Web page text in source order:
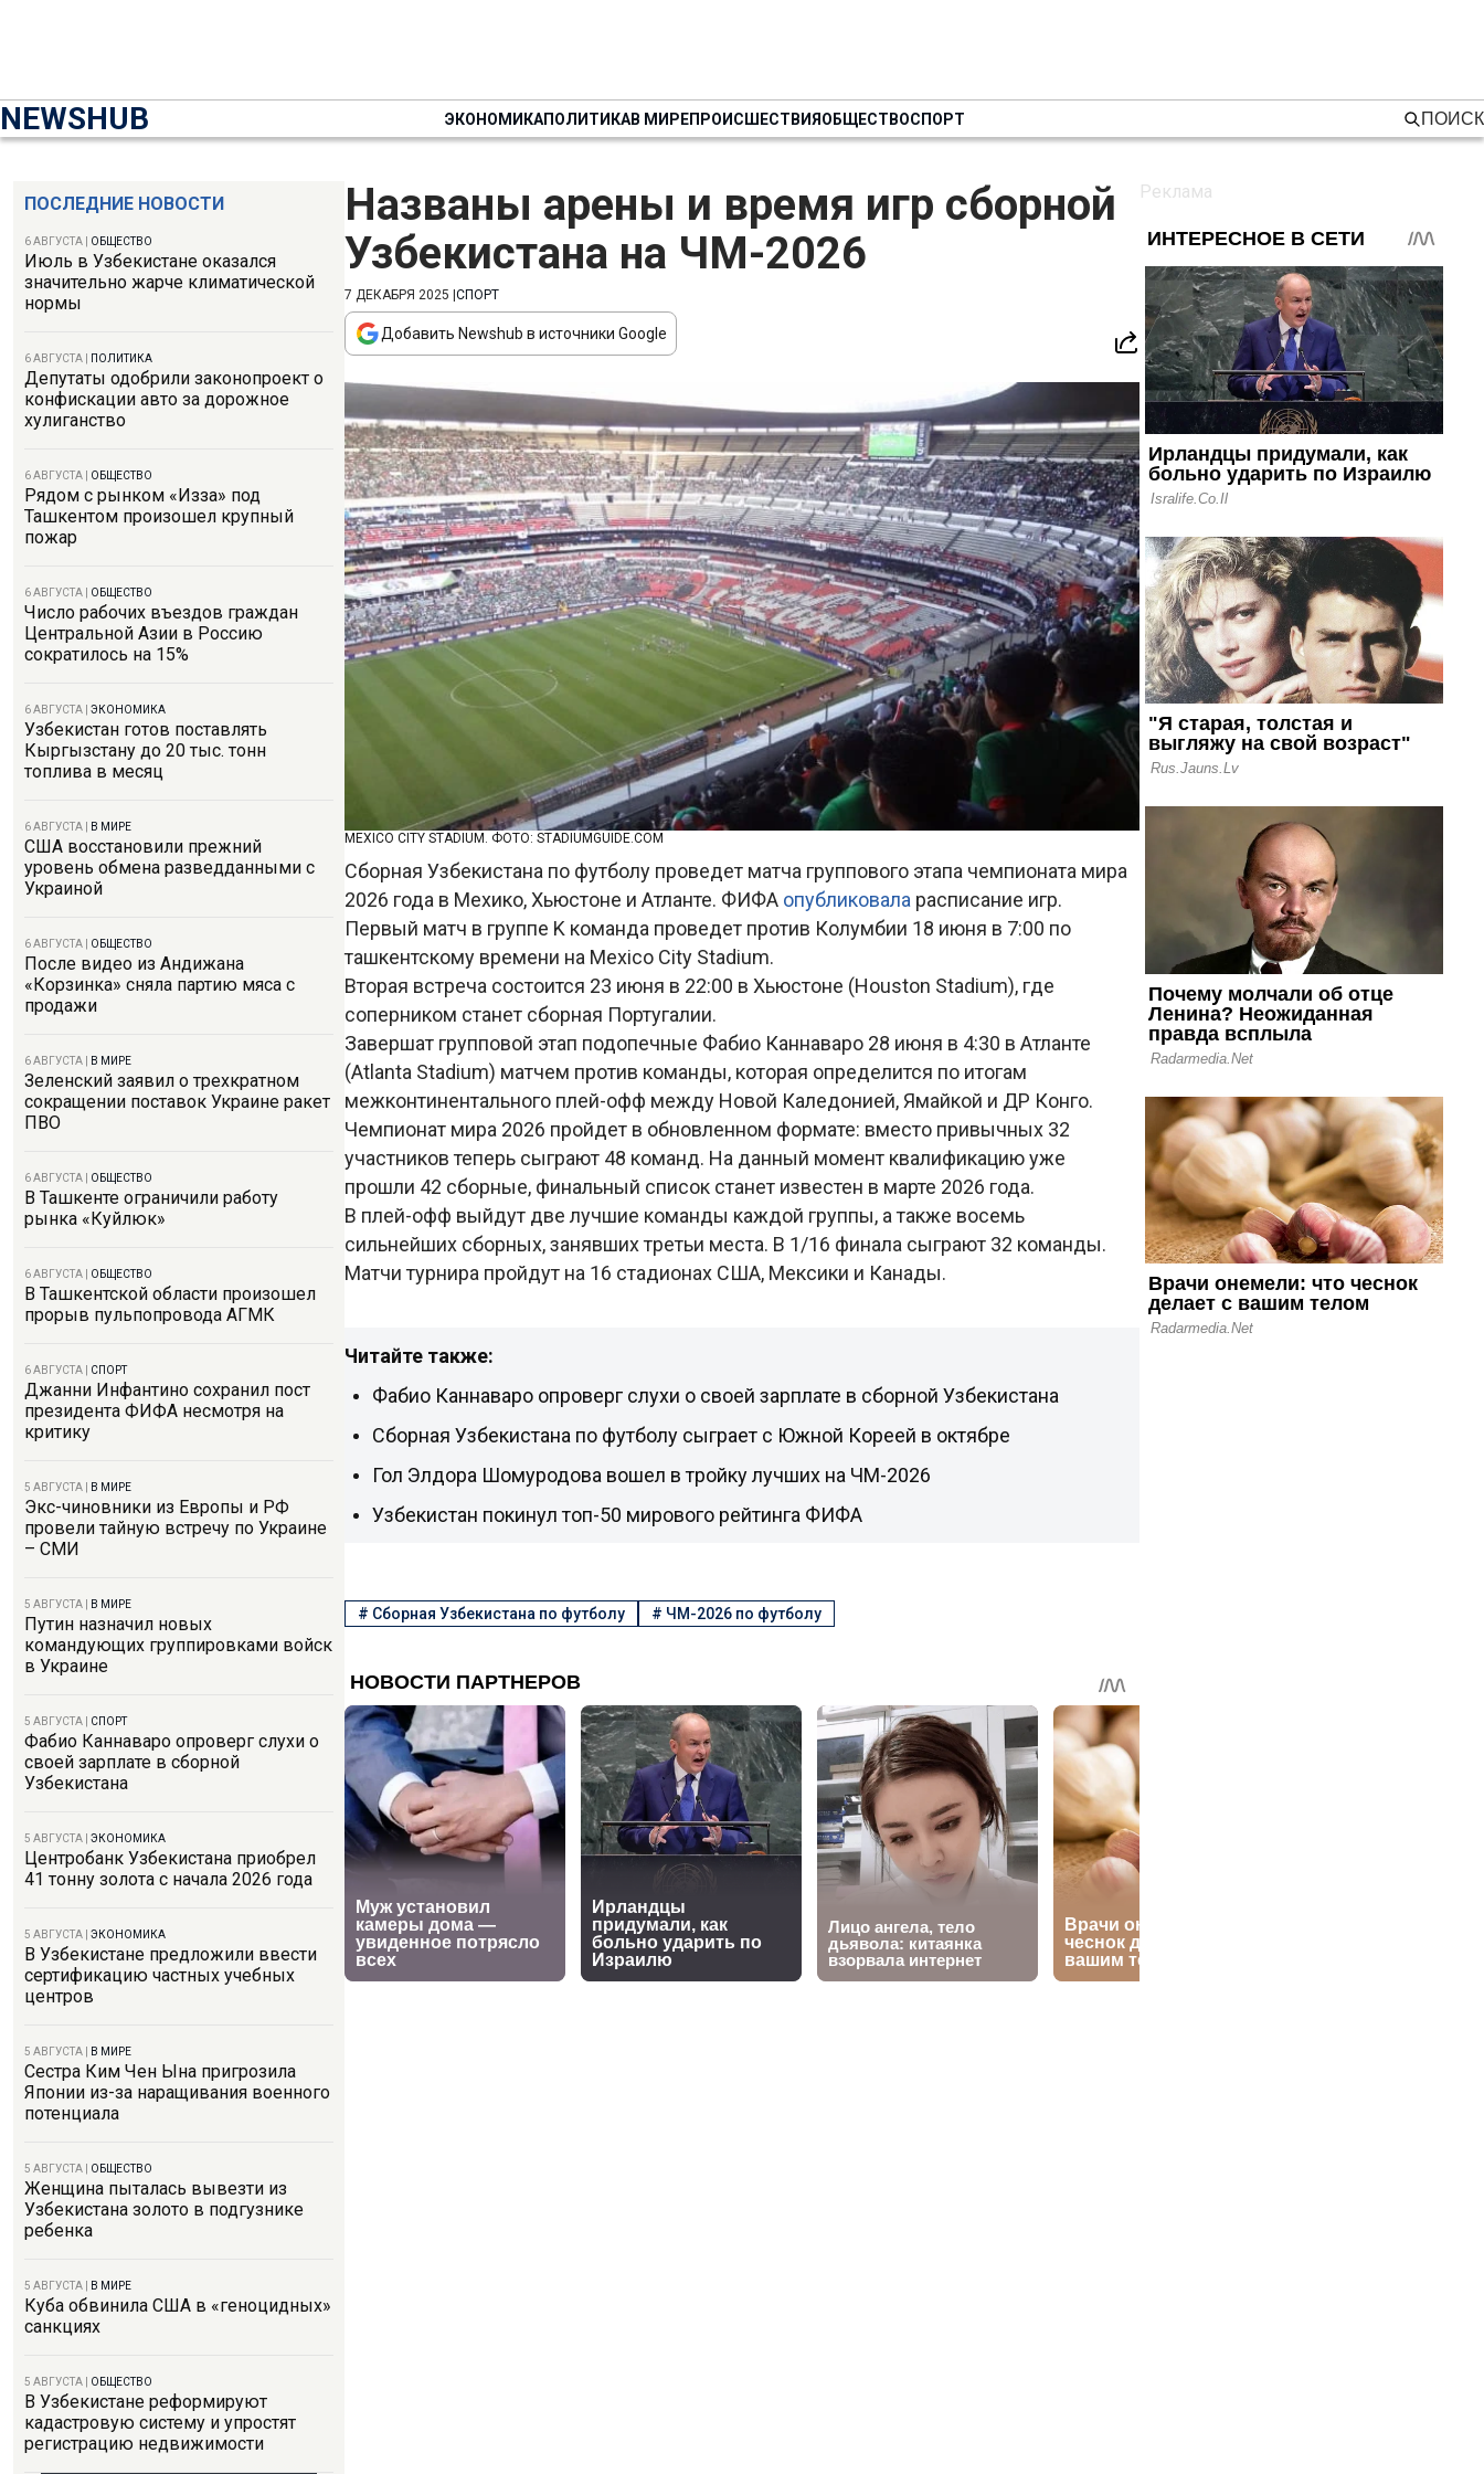
NEWSHUB ЭКОНОМИКАПОЛИТИКАВ МИРЕПРОИСШЕСТВИЯОБЩЕСТВОСПОРТ ПОИСК
ПОСЛЕДНИЕ НОВОСТИ
6 АВГУСТА ОБЩЕСТВО
Июль в Узбекистане оказался
значительно жарче климатической
нормы
6 АВГУСТА ПОЛИТИКА
Депутаты одобрили законопроект о
конфискации авто за дорожное
хулиганство
6 АВГУСТА ОБЩЕСТВО
Рядом с рынком «Изза» под
Ташкентом произошел крупный
пожар
6 АВГУСТА ОБЩЕСТВО
Число рабочих въездов граждан
Центральной Азии в Россию
сократилось на 15%
6 АВГУСТА ЭКОНОМИКА
Узбекистан готов поставлять
Кыргызстану до 20 тыс. тонн
топлива в месяц
6 АВГУСТА В МИРЕ
США восстановили прежний
уровень обмена разведданными с
Украиной
6 АВГУСТА ОБЩЕСТВО
После видео из Андижана
«Корзинка» сняла партию мяса с
продажи
6 АВГУСТА В МИРЕ
Зеленский заявил о трехкратном
сокращении поставок Украине ракет
ПВО
6 АВГУСТА ОБЩЕСТВО
В Ташкенте ограничили работу
рынка «Куйлюк»
6 АВГУСТА ОБЩЕСТВО
В Ташкентской области произошел
прорыв пульпопровода АГМК
6 АВГУСТА СПОРТ
Джанни Инфантино сохранил пост
президента ФИФА несмотря на
критику
5 АВГУСТА В МИРЕ
Экс-чиновники из Европы и РФ
провели тайную встречу по Украине
– СМИ
5 АВГУСТА В МИРЕ
Путин назначил новых
командующих группировками войск
в Украине
5 АВГУСТА СПОРТ
Фабио Каннаваро опроверг слухи о
своей зарплате в сборной
Узбекистана
5 АВГУСТА ЭКОНОМИКА
Центробанк Узбекистана приобрел
41 тонну золота с начала 2026 года
5 АВГУСТА ЭКОНОМИКА
В Узбекистане предложили ввести
сертификацию частных учебных
центров
5 АВГУСТА В МИРЕ
Сестра Ким Чен Ына пригрозила
Японии из-за наращивания военного
потенциала
5 АВГУСТА ОБЩЕСТВО
Женщина пыталась вывезти из
Узбекистана золото в подгузнике
ребенка
5 АВГУСТА В МИРЕ
Куба обвинила США в «геноцидных»
санкциях
5 АВГУСТА ОБЩЕСТВО
В Узбекистане реформируют
кадастровую систему и упростят
регистрацию недвижимости
Названы арены и время игр сборной
Узбекистана на ЧМ-2026
7 ДЕКАБРЯ 2025 СПОРТ
Добавить Newshub в источники Google
MEXICO CITY STADIUM. ФОТО: STADIUMGUIDE.COM
Сборная Узбекистана по футболу проведет матча группового этапа чемпионата мира
2026 года в Мехико, Хьюстоне и Атланте. ФИФА опубликовала расписание игр.
Первый матч в группе K команда проведет против Колумбии 18 июня в 7:00 по
ташкентскому времени на Mexico City Stadium.
Вторая встреча состоится 23 июня в 22:00 в Хьюстоне (Houston Stadium), где
соперником станет сборная Португалии.
Завершат групповой этап подопечные Фабио Каннаваро 28 июня в 4:30 в Атланте
(Atlanta Stadium) матчем против команды, которая определится по итогам
межконтинентального плей-офф между Новой Каледонией, Ямайкой и ДР Конго.
Чемпионат мира 2026 пройдет в обновленном формате: вместо привычных 32
участников теперь сыграют 48 команд. На данный момент квалификацию уже
прошли 42 сборные, финальный список станет известен в марте 2026 года.
В плей-офф выйдут две лучшие команды каждой группы, а также восемь
сильнейших сборных, занявших третьи места. В 1/16 финала сыграют 32 команды.
Матчи турнира пройдут на 16 стадионах США, Мексики и Канады.
Читайте также:
Фабио Каннаваро опроверг слухи о своей зарплате в сборной Узбекистана
Сборная Узбекистана по футболу сыграет с Южной Кореей в октябре
Гол Элдора Шомуродова вошел в тройку лучших на ЧМ-2026
Узбекистан покинул топ-50 мирового рейтинга ФИФА
# Сборная Узбекистана по футболу # ЧМ-2026 по футболу